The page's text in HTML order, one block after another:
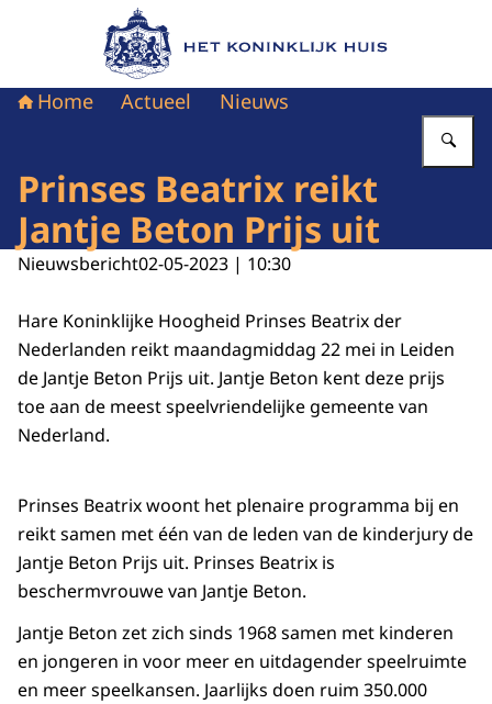
Naar de homepage van Het Koninklijk Huis
Home Actueel Nieuws
Prinses Beatrix reikt
Jantje Beton Prijs uit
Nieuwsbericht02-05-2023 | 10:30
Hare Koninklijke Hoogheid Prinses Beatrix der
Nederlanden reikt maandagmiddag 22 mei in Leiden
de Jantje Beton Prijs uit. Jantje Beton kent deze prijs
toe aan de meest speelvriendelijke gemeente van
Nederland.
Prinses Beatrix woont het plenaire programma bij en
reikt samen met één van de leden van de kinderjury de
Jantje Beton Prijs uit. Prinses Beatrix is
beschermvrouwe van Jantje Beton.
Jantje Beton zet zich sinds 1968 samen met kinderen
en jongeren in voor meer en uitdagender speelruimte
en meer speelkansen. Jaarlijks doen ruim 350.000